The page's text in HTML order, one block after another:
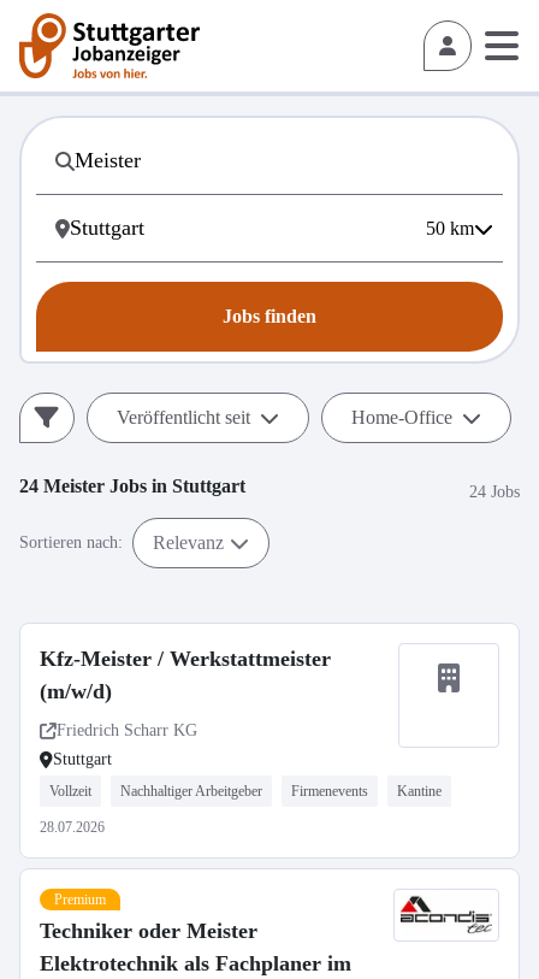
50 km
Jobs finden
Veröffentlicht seit Home-Office
24 Meister Jobs in Stuttgart 24 Jobs
Sortieren nach: Relevanz
Kfz-Meister / Werkstattmeister
(m/w/d)
Friedrich Scharr KG
Stuttgart
Vollzeit Nachhaltiger Arbeitgeber Firmenevents Kantine
28.07.2026
Premium
Techniker oder Meister
Elektrotechnik als Fachplaner im